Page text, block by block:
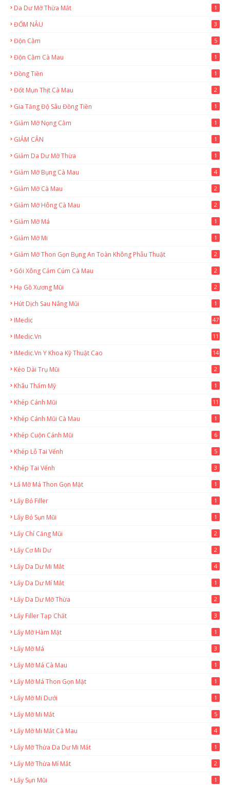
Da Dư Mỡ Thừa Mắt 1
ĐỐM NÂU 3
Độn Cằm 5
Độn Cằm Cà Mau 1
Đồng Tiền 1
Đốt Mụn Thịt Cà Mau 2
Gia Tăng Độ Sâu Đồng Tiền 1
Giảm Mỡ Nọng Cằm 1
GIẢM CÂN 1
Giảm Da Dư Mỡ Thừa 1
Giảm Mỡ Bụng Cà Mau 4
Giảm Mỡ Cà Mau 2
Giảm Mỡ Hông Cà Mau 2
Giảm Mỡ Má 1
Giảm Mỡ Mi 1
Giảm Mỡ Thon Gọn Bụng An Toàn Không Phẫu Thuật 2
Gói Xông Cảm Cúm Cà Mau 2
Hạ Gồ Xương Mũi 2
Hút Dịch Sau Nâng Mũi 1
IMedic 47
IMedic.vn
11
IMedic.vn Y Khoa Kỹ Thuật Cao 14
Kéo Dài Trụ Mũi 2
Khâu Thẩm Mỹ 1
Khép Cánh Mũi 11
Khép Cánh Mũi Cà Mau 1
Khép Cuộn Cánh Mũi 6
Khép Lỗ Tai Vểnh 5
Khép Tai Vểnh 3
Lấ Mỡ Má Thon Gọn Mặt 1
Lấy Bỏ Filler 1
Lấy Bỏ Sụn Mũi 1
Lấy Chỉ Căng Mũi 2
Lấy Cơ Mi Dư 2
Lấy Da Dư Mi Mắt 4
Lấy Da Dư Mí Mắt 1
Lấy Da Dư Mỡ Thừa 2
Lấy Filler Tạp Chất 3
Lấy Mỡ Hàm Mặt 1
Lấy Mỡ Má 3
Lấy Mỡ Má Cà Mau 1
Lấy Mỡ Má Thon Gọn Mặt 1
Lấy Mỡ Mi Dưới 1
Lấy Mỡ Mi Mắt 5
Lấy Mỡ Mi Mắt Cà Mau 4
Lấy Mỡ Thừa Da Dư Mi Mắt 1
Lấy Mỡ Thừa Mí Mắt 2
Lấy Sụn Mũi 1